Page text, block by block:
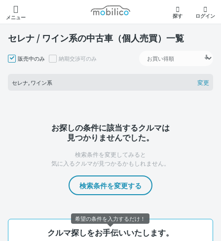
メニュー
モビリコ
探す ログイン
セレナ / ワイン系の中古車（個人売買）一覧
販売中のみ 納期交渉可のみ
セレナ, ワイン系 変更
お探しの条件に該当するクルマは
見つかりませんでした。
検索条件を変更してみると
気に入るクルマが見つかるかもしれません。
検索条件を変更する
クルマ探しをお手伝いいたします。
希望の条件を入力するだけ！